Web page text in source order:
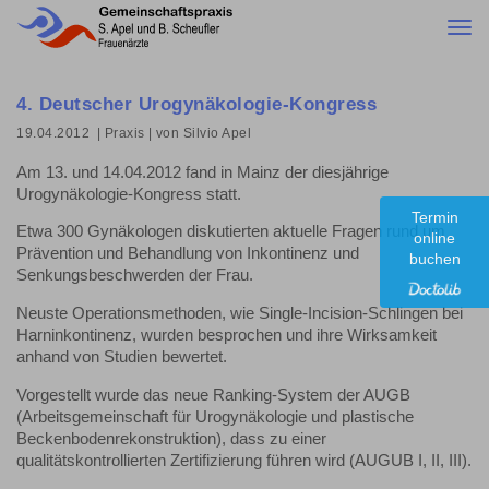
4. Deutscher Urogynäkologie-Kongress
19.04.2012 | Praxis | von Silvio Apel
Am 13. und 14.04.2012 fand in Mainz der diesjährige
Urogynäkologie-Kongress statt.
Etwa 300 Gynäkologen diskutierten aktuelle Fragen rund um
Prävention und Behandlung von Inkontinenz und
Senkungsbeschwerden der Frau.
Neuste Operationsmethoden, wie Single-Incision-Schlingen bei
Harninkontinenz, wurden besprochen und ihre Wirksamkeit
anhand von Studien bewertet.
Vorgestellt wurde das neue Ranking-System der AUGB
(Arbeitsgemeinschaft für Urogynäkologie und plastische
Beckenbodenrekonstruktion), dass zu einer
qualitätskontrollierten Zertifizierung führen wird (AUGUB I, II, III).
Termin
online
buchen